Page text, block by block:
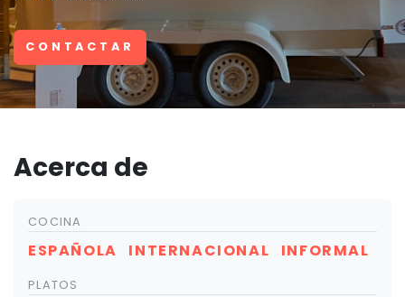
CONTACTAR
Acerca de
COCINA
ESPAÑOLA INTERNACIONAL INFORMAL
PLATOS